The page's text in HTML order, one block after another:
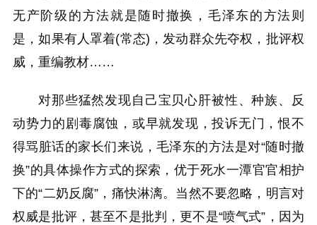
无产阶级的方法就是随时撤换，毛泽东的方法则
是，如果有人罩着(常态)，发动群众先夺权，批评权
威，重编教材……
对那些猛然发现自己宝贝心肝被性、种族、反
动势力的剧毒腐蚀，或早就发现，投诉无门，恨不
得骂脏话的家长们来说，毛泽东的方法是对“随时撤
换”的具体操作方式的探索，优于死水一潭官官相护
下的“二奶反腐”，痛快淋漓。当然不要忽略，明言对
权威是批评，甚至不是批判，更不是“喷气式”，因为